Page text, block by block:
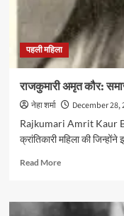
साहसिक
गाथा
पहली महिला
राजकुमारी अमृत कौर:
नेहा शर्मा December 28,
Rajkumari Amrit Kaur
क्रांतिकारी महिला की
Read MoreRead
राजकुमारी